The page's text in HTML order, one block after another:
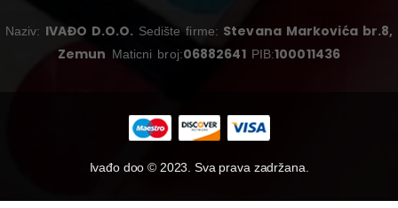
Naziv: IVAĐO D.O.O. Sedište firme: Stevana Markovića br.8,
Zemun Maticni broj:06882641PIB:100011436
Ivađo doo © 2023. Sva prava zadržana.